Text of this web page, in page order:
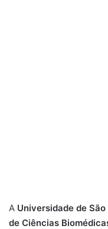
A Universidade de São
de Ciências